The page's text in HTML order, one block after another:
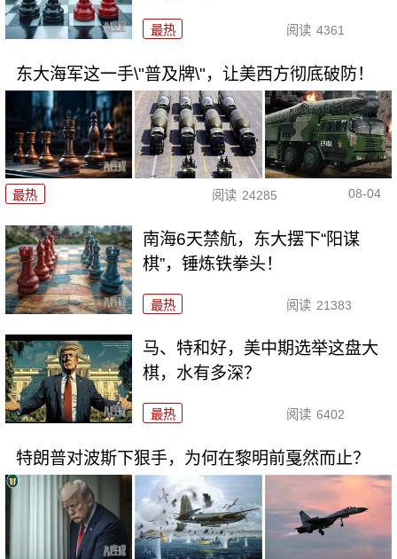
最热 阅读 4361
东大海军这一手\"普及牌\"，让美西方彻底破防！
最热 阅读 24285 08-04
南海6天禁航，东大摆下“阳谋
棋”，锤炼铁拳头！
最热 阅读 21383
马、特和好，美中期选举这盘大
棋，水有多深？
最热 阅读 6402
特朗普对波斯下狠手，为何在黎明前戛然而止？